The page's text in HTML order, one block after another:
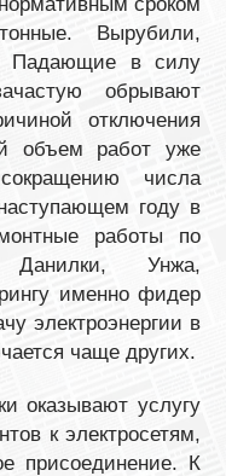
Вырубили,
Падающие в силу
обрывают
отключения
объем работ уже
числа
году в
работы по
Данилки, Унжа,
именно фидер
электроэнергии в
чаще других.
оказывают услугу
к электросетям,
присоединение. К